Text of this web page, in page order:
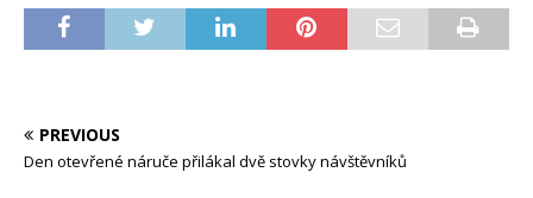
PREVIOUS
Den otevřené náruče přilákal dvě stovky návštěvníků